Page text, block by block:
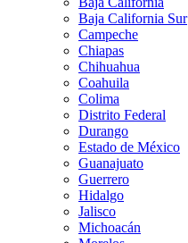
Baja California Sur
Campeche
Chiapas
Chihuahua
Coahuila
Colima
Distrito Federal
Durango
Estado de México
Guanajuato
Guerrero
Hidalgo
Jalisco
Michoacán